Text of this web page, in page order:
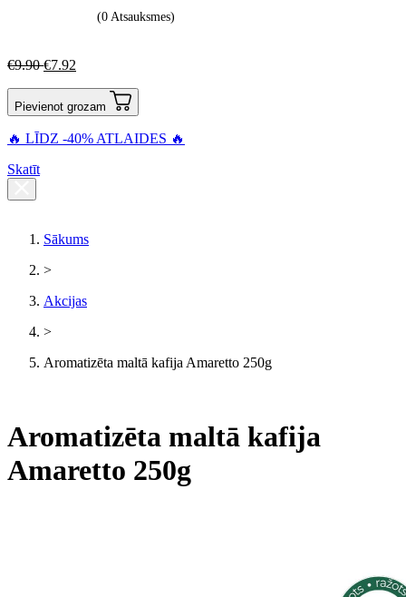
(0 Atsauksmes)
€9.90 €7.92
Pievienot grozam
🔥 LĪDZ -40% ATLAIDES 🔥
Skatīt
Sākums
>
Akcijas
>
Aromatizēta maltā kafija Amaretto 250g
Aromatizēta maltā kafija
Amaretto 250g